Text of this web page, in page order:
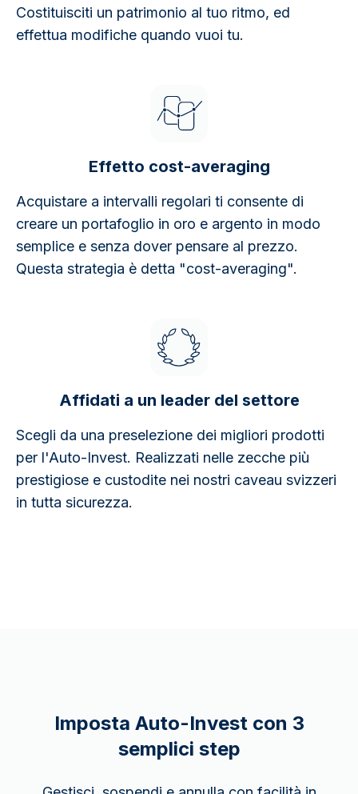
Costituisciti un patrimonio al tuo ritmo, ed
effettua modifiche quando vuoi tu.
Effetto cost-averaging
Acquistare a intervalli regolari ti consente di
creare un portafoglio in oro e argento in modo
semplice e senza dover pensare al prezzo.
Questa strategia è detta "cost-averaging".
Affidati a un leader del settore
Scegli da una preselezione dei migliori prodotti
per l'Auto-Invest. Realizzati nelle zecche più
prestigiose e custodite nei nostri caveau svizzeri
in tutta sicurezza.
Imposta Auto-Invest con 3
semplici step